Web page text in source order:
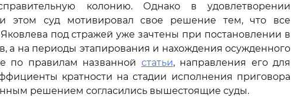
колонию. Однако в удовлетворении
этом суд мотивировал свое решение тем, что все
под стражей уже зачтены при постановлении в
а на периоды этапирования и нахождения осужденного
по правилам названной статьи, направления его для
кратности на стадии исполнения приговора
решением согласились вышестоящие суды.